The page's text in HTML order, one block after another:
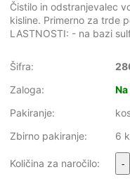
Čistilo in odstranjevalec
kisline. Primerno za trde
LASTNOSTI: - na bazi
Šifra:
Zaloga:
Pakiranje:
Zbirno pakiranje:
6
Količina za naročilo: -